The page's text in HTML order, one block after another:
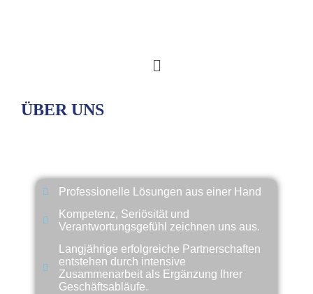
ÜBER UNS
Professionelle Lösungen aus einer Hand
Kompetenz, Seriösität und
Verantwortungsgefühl zeichnen uns aus.
Langjährige erfolgreiche Partnerschaften
entstehen durch intensive
Zusammenarbeit als Ergänzung Ihrer
Geschäftsabläufe.